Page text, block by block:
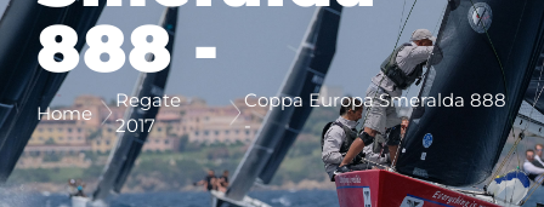
888 -
Home
Regate
2017
Coppa Europa Smeralda 888
-